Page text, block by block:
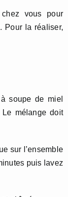
vous pour
. Pour la réaliser,
soupe de miel
mélange doit
sur l’ensemble
puis lavez